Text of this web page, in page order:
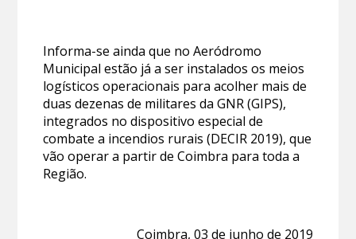
Informa-se ainda que no Aeródromo
Municipal estão já a ser instalados os meios
logísticos operacionais para acolher mais de
duas dezenas de militares da GNR (GIPS),
integrados no dispositivo especial de
combate a incendios rurais (DECIR 2019), que
vão operar a partir de Coimbra para toda a
Região.
Coimbra, 03 de junho de 2019